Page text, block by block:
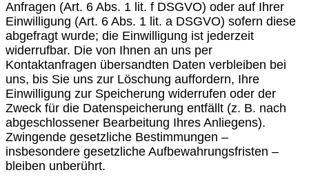
Anfragen (Art. 6 Abs. 1 lit. f DSGVO) oder auf Ihrer
Einwilligung (Art. 6 Abs. 1 lit. a DSGVO) sofern diese
abgefragt wurde; die Einwilligung ist jederzeit
widerrufbar. Die von Ihnen an uns per
Kontaktanfragen übersandten Daten verbleiben bei
uns, bis Sie uns zur Löschung auffordern, Ihre
Einwilligung zur Speicherung widerrufen oder der
Zweck für die Datenspeicherung entfällt (z. B. nach
abgeschlossener Bearbeitung Ihres Anliegens).
Zwingende gesetzliche Bestimmungen –
insbesondere gesetzliche Aufbewahrungsfristen –
bleiben unberührt.